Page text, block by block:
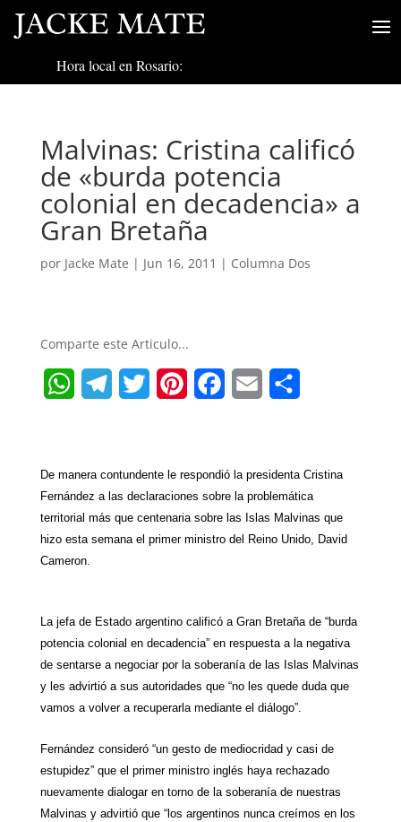
Hora local en Rosario:
Malvinas: Cristina calificó
de «burda potencia
colonial en decadencia» a
Gran Bretaña
por Jacke Mate | Jun 16, 2011 | Columna Dos
Comparte este Articulo...
W
t
s
A
p
e
g
r
t
t
e
t
e
r
t
e
b
o
i
l
r
e
De manera contundente le respondió la presidenta Cristina
Fernández a las declaraciones sobre la problemática
territorial más que centenaria sobre las Islas Malvinas que
hizo esta semana el primer ministro del Reino Unido, David
Cameron.
La jefa de Estado argentino calificó a Gran Bretaña de “burda
potencia colonial en decadencia” en respuesta a la negativa
de sentarse a negociar por la soberanía de las Islas Malvinas
y les advirtió a sus autoridades que “no les quede duda que
vamos a volver a recuperarla mediante el diálogo”.
Fernández consideró “un gesto de mediocridad y casi de
estupidez” que el primer ministro inglés haya rechazado
nuevamente dialogar en torno de la soberanía de nuestras
Malvinas y advirtió que “los argentinos nunca creímos en los